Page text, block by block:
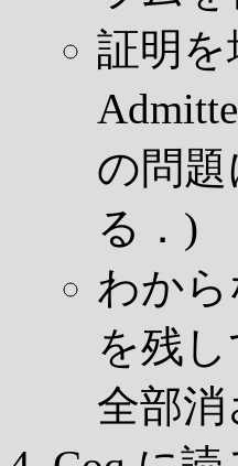
証明
の問
る．)
わか
を残
全部